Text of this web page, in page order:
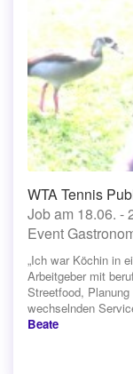
WTA Tennis
Job am 18.06. -
Event
„Ich war Köchin in
Arbeitgeber mit
Streetfood,
wechselnden
Beate